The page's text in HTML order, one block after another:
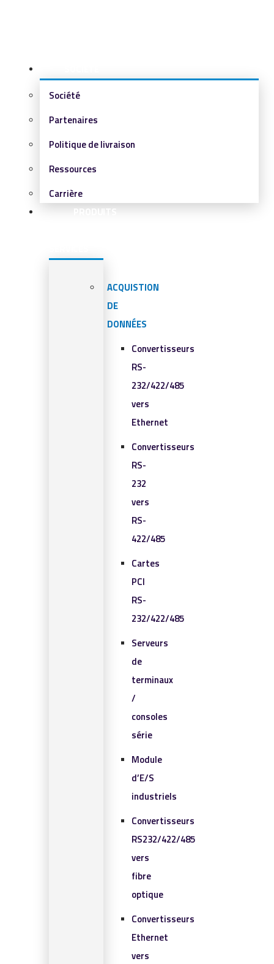
Société
Partenaires
Politique de livraison
Ressources
Carrière
PRODUITS
ACQUISTION
DE
DONNÉES
Convertisseurs
RS-
232/422/485
vers
Ethernet
Convertisseurs
RS-
232
vers
RS-
422/485
Cartes
PCI
RS-
232/422/485
Serveurs
de
terminaux
/
consoles
série
Module
d’E/S
industriels
Convertisseurs
RS232/422/485
vers
fibre
optique
Convertisseurs
Ethernet
vers